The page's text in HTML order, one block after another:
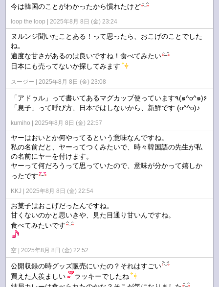
今は韓国のことがわかったから慣れたけど
loop the loop 2025年8月 8日 (金) 23:24
ヌルンジ聞いたことある！って思ったら、おこげのことでした
ね。
適度な甘さがあるのは良いですね！食べてみたい
日本にも売ってないか探してみます
スージー 2025年8月 8日 (金) 23:08
「アドゥル」って書いてあるマグカップ使っています٩(๑^o^๑)۶
「息子」って呼び方、日本ではしないから、新鮮です (o^^o)♪
kumiho 2025年8月 8日 (金) 22:57
ヤーはおいとか何やってるという意味なんですね。
私の名前だと、ヤーってつくみたいで、時々韓国語の先生が私
の名前にヤーを付けます。
ヤーって何だろうって思っていたので、意味が分かって嬉しか
ったです
KKJ 2025年8月 8日 (金) 22:54
お菓子はおこげだったんですね。
甘くないのかと思いきや、見た目通り甘いんですね。
食べてみたいです
空 2025年8月 8日 (金) 22:52
公開収録の時グッズ販売にいたの？それはすごい
買えた人羨ましい
ラッキーでしたね